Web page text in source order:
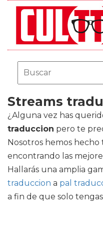
Streams
¿Alguna vez has
traduccion pero te
Nosotros hemos
encontrando las
Hallarás una amplia
traduccion a pal
a fin de que solo